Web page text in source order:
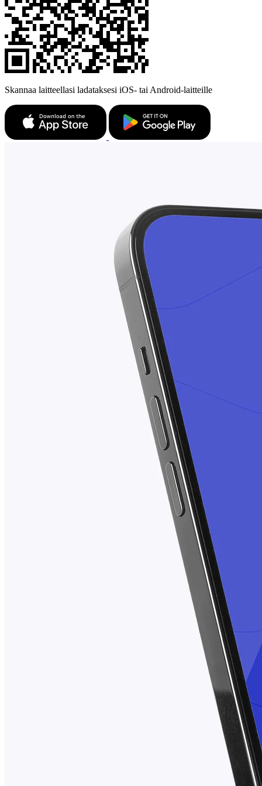
Skannaa laitteellasi ladataksesi iOS- tai Android-laitteille